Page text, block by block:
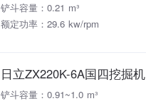
铲斗容量：0.21 m³
额定功率：29.6 kw/rpm
日立ZX220K-6A国四挖掘机
铲斗容量：0.91~1.0 m³